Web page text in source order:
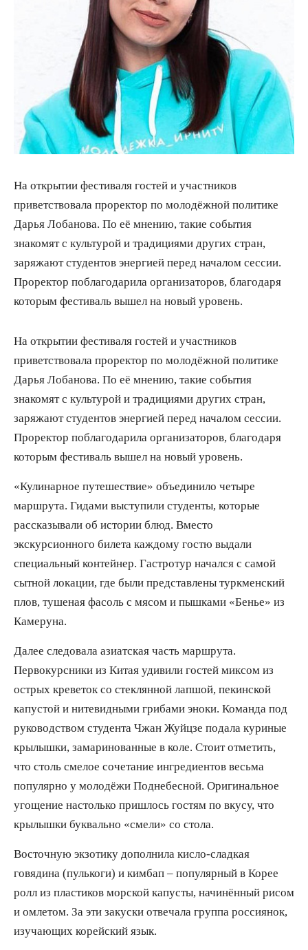
На открытии фестиваля гостей и участников
приветствовала проректор по молодёжной политике
Дарья Лобанова. По её мнению, такие события
знакомят с культурой и традициями других стран,
заряжают студентов энергией перед началом сессии.
Проректор поблагодарила организаторов, благодаря
которым фестиваль вышел на новый уровень.
На открытии фестиваля гостей и участников
приветствовала проректор по молодёжной политике
Дарья Лобанова. По её мнению, такие события
знакомят с культурой и традициями других стран,
заряжают студентов энергией перед началом сессии.
Проректор поблагодарила организаторов, благодаря
которым фестиваль вышел на новый уровень.
«Кулинарное путешествие» объединило четыре
маршрута. Гидами выступили студенты, которые
рассказывали об истории блюд. Вместо
экскурсионного билета каждому гостю выдали
специальный контейнер. Гастротур начался с самой
сытной локации, где были представлены туркменский
плов, тушеная фасоль с мясом и пышками «Бенье» из
Камеруна.
Далее следовала азиатская часть маршрута.
Первокурсники из Китая удивили гостей миксом из
острых креветок со стеклянной лапшой, пекинской
капустой и нитевидными грибами эноки. Команда под
руководством студента Чжан Жуйцзе подала куриные
крылышки, замаринованные в коле. Стоит отметить,
что столь смелое сочетание ингредиентов весьма
популярно у молодёжи Поднебесной. Оригинальное
угощение настолько пришлось гостям по вкусу, что
крылышки буквально «смели» со стола.
Восточную экзотику дополнила кисло-сладкая
говядина (пулькоги) и кимбап – популярный в Корее
ролл из пластиков морской капусты, начинённый рисом
и омлетом. За эти закуски отвечала группа россиянок,
изучающих корейский язык.